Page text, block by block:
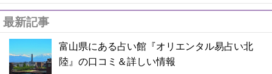
最新記事
富山県にある占い館『オリエンタル易占い北
陸』の口コミ＆詳しい情報